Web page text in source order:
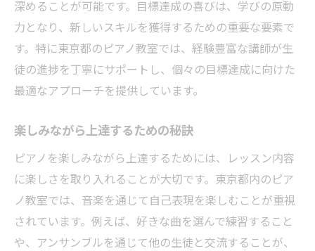
深めることが可能です。目標達成の喜びは、学びの原動
力となり、新しいスキルを獲得するための重要な要素で
す。特に東京都のピアノ教室では、経験豊富な講師が生
徒の進捗を丁寧にサポートし、個々の目標達成に向けた
最適なアプローチを提供しています。
楽しみながら上達するための秘訣
ピアノを楽しみながら上達するためには、レッスン内容
に楽しさを取り入れることが大切です。東京都内のピア
ノ教室では、音楽を通じて自己表現を楽しむことが重視
されています。例えば、好きな曲を選んで練習すること
や、アンサンブルを通じて他の生徒と交流することが、